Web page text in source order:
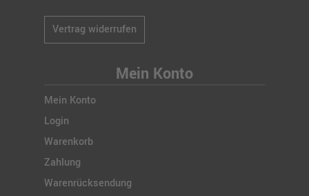
Vertrag widerrufen
Mein Konto
Mein Konto
Login
Warenkorb
Zahlung
Warenrücksendung